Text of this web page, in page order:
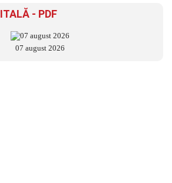
- PDF
07 august 2026